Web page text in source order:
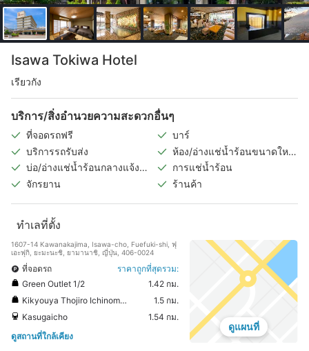
Isawa Tokiwa Hotel
เรียวกัง
บริการ/สิ่งอำนวยความสะดวกอื่นๆ
ที่จอดรถฟรี
บาร์
บริการรถรับส่ง
ห้อง/อ่างแช่น้ำร้อนขนาดใหญ่
ในร่ม
บ่อ/อ่างแช่น้ำร้อนกลางแจ้ง
(แยกชายหญิง)
การแช่น้ำร้อน
จักรยาน
ร้านค้า
ทำเลที่ตั้ง
1607-14 Kawanakajima, Isawa-cho, Fuefuki-shi, ฟุ
เอะฟุกิ, ยะมะนะชิ, ยามานาชิ, ญี่ปุ่น, 406-0024
ที่จอดรถ
ราคาถูกที่สุดรวม:
Green Outlet 1/2
1.42 กม.
Kikyouya Thojiro Ichinomiya Store
1.5 กม.
Kasugaicho
1.54 กม.
ดูสถานที่ใกล้เคียง
ดูแผนที่